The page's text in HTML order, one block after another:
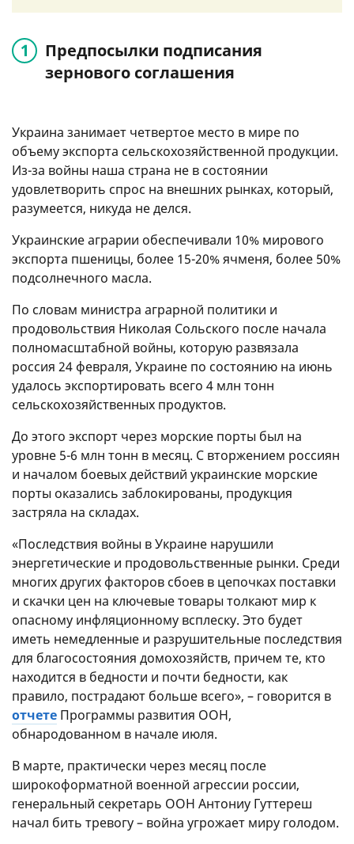
Предпосылки подписания
зернового соглашения
Украина занимает четвертое место в мире по
объему экспорта сельскохозяйственной продукции.
Из-за войны наша страна не в состоянии
удовлетворить спрос на внешних рынках, который,
разумеется, никуда не делся.
Украинские аграрии обеспечивали 10% мирового
экспорта пшеницы, более 15-20% ячменя, более 50%
подсолнечного масла.
По словам министра аграрной политики и
продовольствия Николая Сольского после начала
полномасштабной войны, которую развязала
россия 24 февраля, Украине по состоянию на июнь
удалось экспортировать всего 4 млн тонн
сельскохозяйственных продуктов.
До этого экспорт через морские порты был на
уровне 5-6 млн тонн в месяц. С вторжением россиян
и началом боевых действий украинские морские
порты оказались заблокированы, продукция
застряла на складах.
«Последствия войны в Украине нарушили
энергетические и продовольственные рынки. Среди
многих других факторов сбоев в цепочках поставки
и скачки цен на ключевые товары толкают мир к
опасному инфляционному всплеску. Это будет
иметь немедленные и разрушительные последствия
для благосостояния домохозяйств, причем те, кто
находится в бедности и почти бедности, как
правило, пострадают больше всего», – говорится в
отчете Программы развития ООН,
обнародованном в начале июля.
В марте, практически через месяц после
широкоформатной военной агрессии россии,
генеральный секретарь ООН Антониу Гуттереш
начал бить тревогу – война угрожает миру голодом.